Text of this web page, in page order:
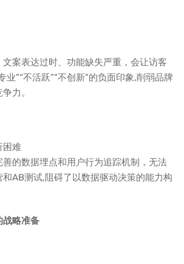
案表达过时、功能缺失严重，会让访客
业”“不活跃”“不创新”的负面印象,削弱品牌
力。
困难
的数据埋点和用户行为追踪机制，无法
AB测试,阻碍了以数据驱动决策的能力构
战略准备